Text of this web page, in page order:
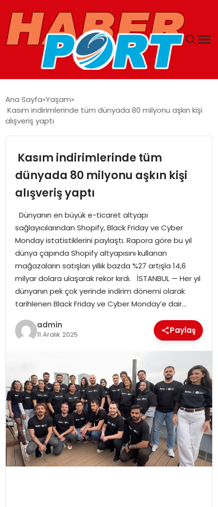
GUNCEL
SPOR
MAGAZIN
SPOR
EĞITIM
OTOMOBIL
TEKNOLOJI
Ana Sayfa Yaşam
Kasım indirimlerinde tüm dünyada 80 milyonu aşkın kişi
alışveriş yaptı
Kasım indirimlerinde tüm
dünyada 80 milyonu aşkın kişi
alışveriş yaptı
Dünyanın en büyük e-ticaret altyapı
sağlayıcılarından Shopify, Black Friday ve Cyber
Monday istatistiklerini paylaştı. Rapora göre bu yıl
dünya çapında Shopify altyapısını kullanan
mağazaların satışları yıllık bazda %27 artışla 14,6
milyar dolara ulaşarak rekor kırdı. İSTANBUL — Her yıl
dünyanın pek çok yerinde indirim dönemi olarak
tarihlenen Black Friday ve Cyber Monday’e dair…
admin
11 Aralık 2025 Paylaş